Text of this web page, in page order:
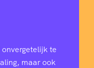
te
maar ook